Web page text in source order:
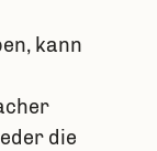
kann
die